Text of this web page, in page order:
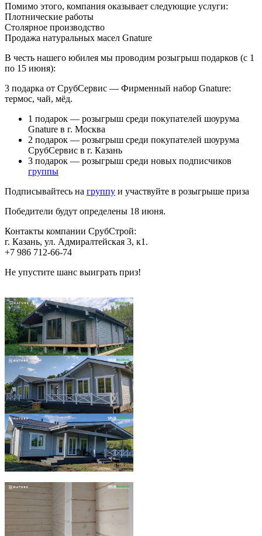
Помимо этого, компания оказывает следующие услуги:
Плотнические работы
Столярное производство
Продажа натуральных масел Gnature
В честь нашего юбилея мы проводим розыгрыш подарков (с 1
по 15 июня):
3 подарка от СрубСервис — Фирменный набор Gnature:
термос, чай, мёд.
1 подарок — розыгрыш среди покупателей шоурума
Gnature в г. Москва
2 подарок — розыгрыш среди покупателей шоурума
СрубСервис в г. Казань
3 подарок — розыгрыш среди новых подписчиков
группы
Подписывайтесь на группу и участвуйте в розыгрыше приза
Победители будут определены 18 июня.
Контакты компании СрубСтрой:
г. Казань, ул. Адмиралтейская 3, к1.
+7 986 712-66-74
Не упустите шанс выиграть приз!